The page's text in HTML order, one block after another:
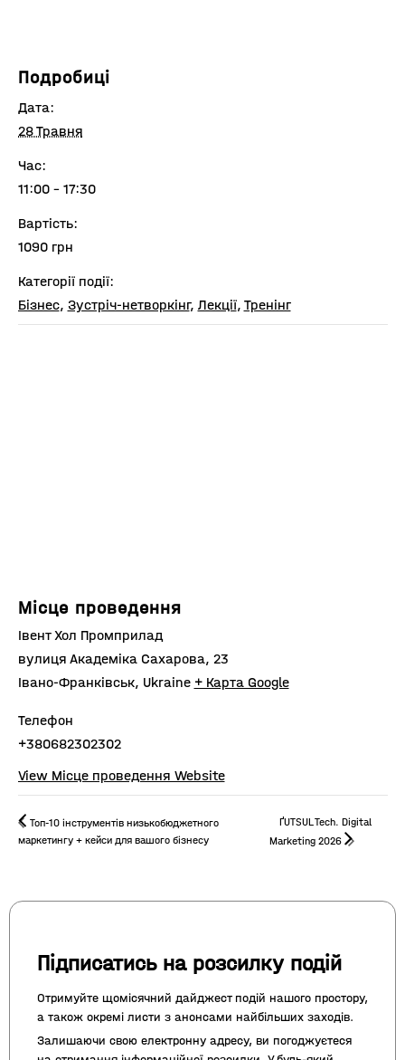
Подробиці
Дата:
28 Травня
Час:
11:00 - 17:30
Вартість:
1090 грн
Категорії події:
Бізнес, Зустріч-нетворкінг, Лекції, Тренінг
Місце проведення
Івент Хол Промприлад
вулиця Академіка Сахарова, 23
Івано-Франківськ, Ukraine + Карта Google
Телефон
+380682302302
View Місце проведення Website
Топ-10 інструментів низькобюджетного
маркетингу + кейси для вашого бізнесу
ҐUTSUL Tech. Digital
Marketing 2026
Підписатись на розсилку подій
Отримуйте щомісячний дайджест подій нашого простору,
а також окремі листи з анонсами найбільших заходів.
Залишаючи свою електронну адресу, ви погоджуєтеся